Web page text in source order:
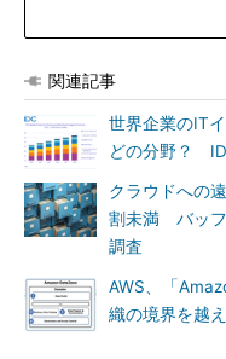
関連記事
世界企業のIT
どの分野？
クラウドへの
割未満 バッフ
調査
AWS、「
織の境界を越